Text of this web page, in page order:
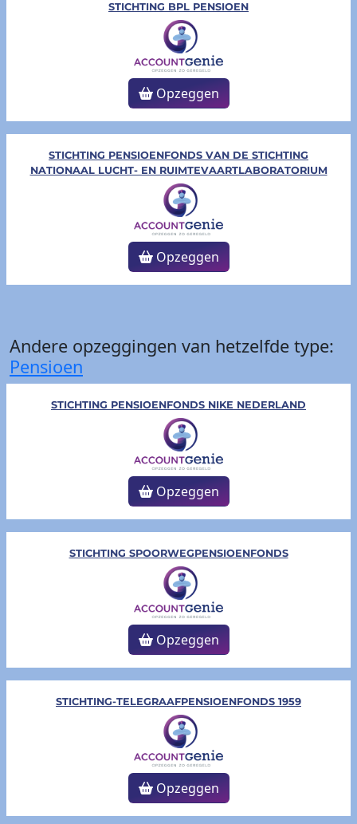
STICHTING BPL PENSIOEN
Opzeggen
STICHTING PENSIOENFONDS VAN DE STICHTING
NATIONAAL LUCHT- EN RUIMTEVAARTLABORATORIUM
Opzeggen
Andere opzeggingen van hetzelfde type:
Pensioen
STICHTING PENSIOENFONDS NIKE NEDERLAND
Opzeggen
STICHTING SPOORWEGPENSIOENFONDS
Opzeggen
STICHTING-TELEGRAAFPENSIOENFONDS 1959
Opzeggen